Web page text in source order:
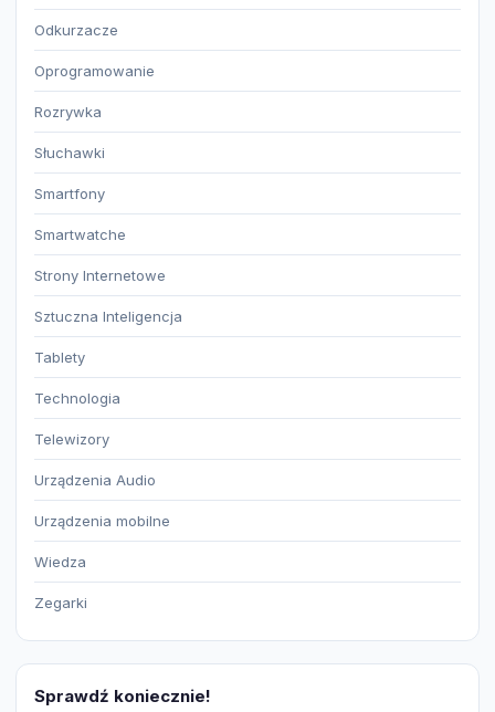
Odkurzacze
Oprogramowanie
Rozrywka
Słuchawki
Smartfony
Smartwatche
Strony Internetowe
Sztuczna Inteligencja
Tablety
Technologia
Telewizory
Urządzenia Audio
Urządzenia mobilne
Wiedza
Zegarki
Sprawdź koniecznie!